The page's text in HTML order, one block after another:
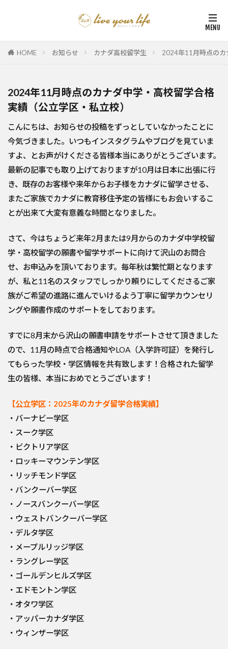
HOME お知らせ カナダ高校留学生 2024年11月時点のカ
2024年11月時点のカナダ中学・高校留学合格
実績（公立学区・私立校）
こんにちは、お知らせの投稿をずっとしていなかったことに
今気づきました。いつもインスタグラムやブログを見ていま
すよ、とお声がけくださる皆様本当にありがとうございます。
最新の記事でも取り上げておりますが10月は日本に出張に行
き、既存のお客様や来年からお子様をカナダに留学させる、
またご家族でカナダに教育移住予定の皆様にもお会いするこ
とが出来て大変有意義な時間となりました。
さて、今はちょうど来年2月または9月からのカナダ中学校留
学・高校留学の願書や留学サポートに向けて沢山のお問合
せ、お申込みを頂いております。毎年秋は繁忙期となります
が、私と11名のスタッフでしっかり頼りにしてくださるご家
族がご希望の進路に進んでいけるよう丁寧に留学カウンセリ
ングや願書作成のサポートをしております。
すでに8月末から沢山の願書申請をサポートさせて頂きました
ので、11月の時点で合格通知やLOA（入学許可証）を発行し
てもらった学校・学区情報を共有致します！合格された留学
生の皆様、本当におめでとうございます！
【公立学区：2025年のカナダ留学合格実績】
・バーナビー学区
・スーク学区
・ビクトリア学区
・ロッキーマウンテン学区
・リッチモンド学区
・バンクーバー学区
・ノースバンクーバー学区
・ウェストバンクーバー学区
・デルタ学区
・メープルリッジ学区
・ラングレー学区
・ゴールデンヒルズ学区
・エドモントン学区
・オタワ学区
・アッパーカナダ学区
・ウィンザー学区